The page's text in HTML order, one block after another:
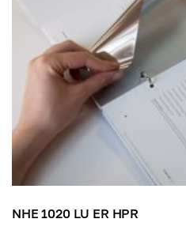
NHE 1020 LU ER HPR